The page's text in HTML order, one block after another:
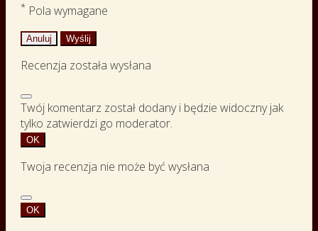
* Pola wymagane
Anuluj Wyślij
Recenzja została wysłana
Twój komentarz został dodany i będzie widoczny jak
tylko zatwierdzi go moderator.
OK
Twoja recenzja nie może być wysłana
OK